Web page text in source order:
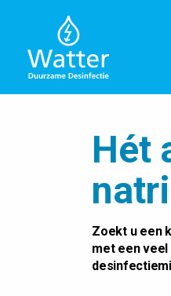
Hét
Zoekt u een
met een